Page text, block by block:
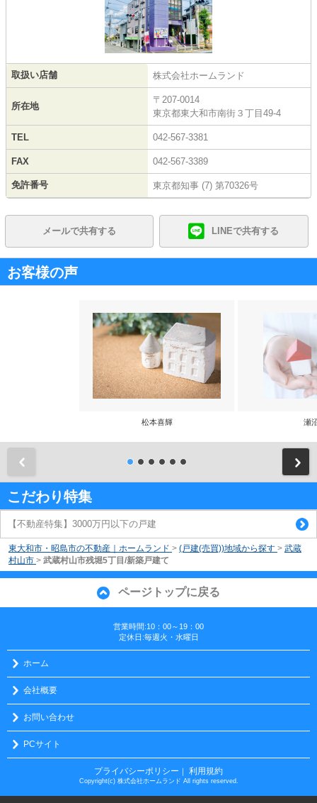
取扱い店舗 株式会社ホームランド
所在地
〒207-0014
東京都東大和市南街３丁目49-4
TEL 042-567-3381
FAX 042-567-3389
免許番号 東京都知事 (7) 第70326号
メールで共有する LINEで共有する
お客様の声
松本喜輝 瀬
こだわり特集
【不動産特集】3000万円以下の戸建
東大和市・昭島市の不動産｜ホームランド > (戸建(売買))地域から探す > 武蔵
村山市 > 武蔵村山市残堀5丁目/新築戸建て
ページトップに戻る
営業時間:10：00～19：00
定休日:毎週火・水曜日
ホーム
会社概要
お問い合わせ
PCサイト
プライバシーポリシー 利用規約
Copyright(c) 株式会社ホームランド All rights reserved.